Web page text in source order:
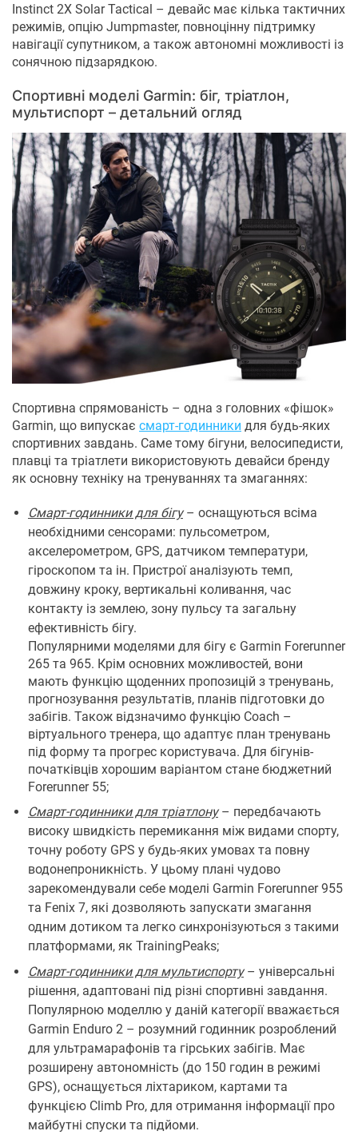
Instinct 2X Solar Tactical – девайс має кілька тактичних
режимів, опцію Jumpmaster, повноцінну підтримку
навігації супутником, а також автономні можливості із
сонячною підзарядкою.
Спортивні моделі Garmin: біг, тріатлон,
мультиспорт – детальний огляд
Спортивна спрямованість – одна з головних «фішок»
Garmin, що випускає смарт-годинники для будь-яких
спортивних завдань. Саме тому бігуни, велосипедисти,
плавці та тріатлети використовують девайси бренду
як основну техніку на тренуваннях та змаганнях:
Смарт-годинники для бігу– оснащуються всіма
необхідними сенсорами: пульсометром,
акселерометром, GPS, датчиком температури,
гіроскопом та ін. Пристрої аналізують темп,
довжину кроку, вертикальні коливання, час
контакту із землею, зону пульсу та загальну
ефективність бігу.
Популярними моделями для бігу є Garmin Forerunner
265 та 965. Крім основних можливостей, вони
мають функцію щоденних пропозицій з тренувань,
прогнозування результатів, планів підготовки до
забігів. Також відзначимо функцію Coach –
віртуального тренера, що адаптує план тренувань
під форму та прогрес користувача. Для бігунів-
початківців хорошим варіантом стане бюджетний
Forerunner 55;
Смарт-годинники для тріатлону– передбачають
високу швидкість перемикання між видами спорту,
точну роботу GPS у будь-яких умовах та повну
водонепроникність. У цьому плані чудово
зарекомендували себе моделі Garmin Forerunner 955
та Fenix ​​7, які дозволяють запускати змагання
одним дотиком та легко синхронізуються з такими
платформами, як TrainingPeaks;
Смарт-годинники для мультиспорту– універсальні
рішення, адаптовані під різні спортивні завдання.
Популярною моделлю у даній категорії вважається
Garmin Enduro 2 – розумний годинник розроблений
для ультрамарафонів та гірських забігів. Має
розширену автономність (до 150 годин в режимі
GPS), оснащується ліхтариком, картами та
функцією Climb Pro, для отримання інформації про
майбутні спуски та підйоми.